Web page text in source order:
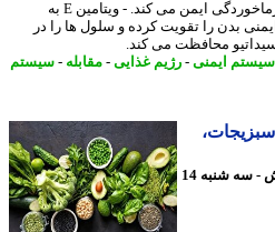
مصرف ویتامین E شما را در برابر سرماخوردگی ایمن می کند. - ویتامین E به
را تقویت کرده و سلول ها را در
محافظت می کند.
ایمنی-رژیم غذایی- مقابله-سیستم
6 ماه پیش - سه شنبه 14